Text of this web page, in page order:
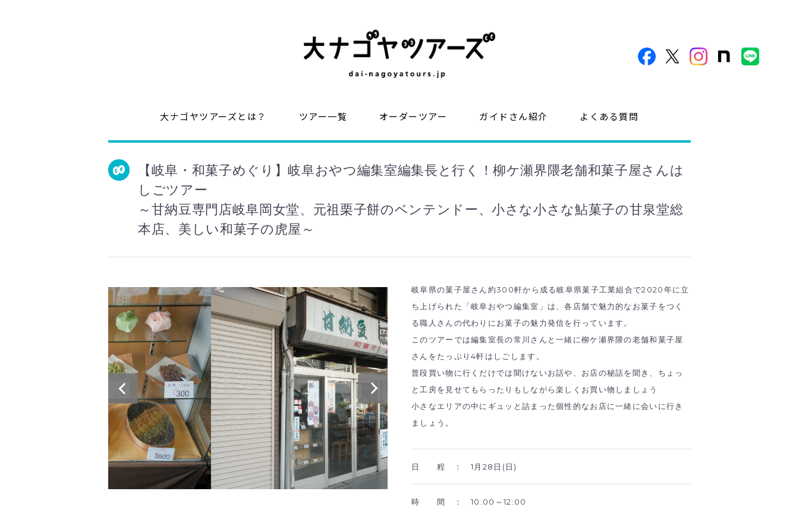
大ナゴヤツアーズとは？ ツアー一覧 オーダーツアー ガイドさん紹介 よくある質問
【岐阜・和菓子めぐり】岐阜おやつ編集室編集長と行く！柳ケ瀬界隈老舗和菓子屋さんは
しごツアー
～甘納豆専門店岐阜岡女堂、元祖栗子餅のベンテンドー、小さな小さな鮎菓子の甘泉堂総
本店、美しい和菓子の虎屋～
岐阜県の菓子屋さん約300軒から成る岐阜県菓子工業組合で2020年に立
ち上げられた「岐阜おやつ編集室」は、各店舗で魅力的なお菓子をつく
る職人さんの代わりにお菓子の魅力発信を行っています。
このツアーでは編集室長の常川さんと一緒に柳ケ瀬界隈の老舗和菓子屋
さんをたっぷり4軒はしごします。
普段買い物に行くだけでは聞けないお話や、お店の秘話を聞き、ちょっ
と工房を見せてもらったりもしながら楽しくお買い物しましょう
小さなエリアの中にギュッと詰まった個性的なお店に一緒に会いに行き
ましょう。
日 程 ：1月28日(日)
時 間 ：10:00～12:00